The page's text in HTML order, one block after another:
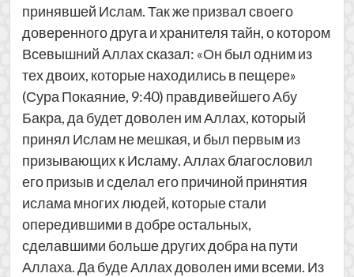
принявшей Ислам. Так же призвал своего
доверенного друга и хранителя тайн, о котором
Всевышний Аллах сказал: «Он был одним из
тех двоих, которые находились в пещере»
(Сура Покаяние, 9:40) правдивейшего Абу
Бакра, да будет доволен им Аллах, который
принял Ислам не мешкая, и был первым из
призывающих к Исламу. Аллах благословил
его призыв и сделал его причиной принятия
ислама многих людей, которые стали
опередившими в добре остальных,
сделавшими больше других добра на пути
Аллаха. Да буде Аллах доволен ими всеми. Из